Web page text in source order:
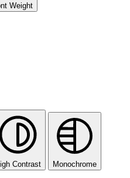
Weight
Contrast Monochrome